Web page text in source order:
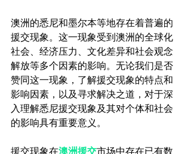
澳洲的悉尼和墨尔本等地存在着普遍的
援交现象。这一现象受到澳洲的全球化
社会、经济压力、文化差异和社会观念
解放等多个因素的影响。无论我们是否
赞同这一现象，了解援交现象的特点和
影响因素，以及寻求解决之道，对于深
入理解悉尼援交现象及其对个体和社会
的影响具有重要意义。
援交现象在澳洲援交市场中存在已有数